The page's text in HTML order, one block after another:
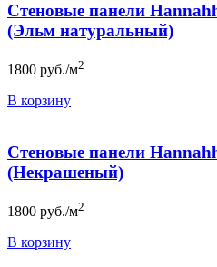
Стеновые панели
(Эльм натуральный)
1800 руб./м2
В корзину
Стеновые панели
(Некрашеный)
1800 руб./м2
В корзину